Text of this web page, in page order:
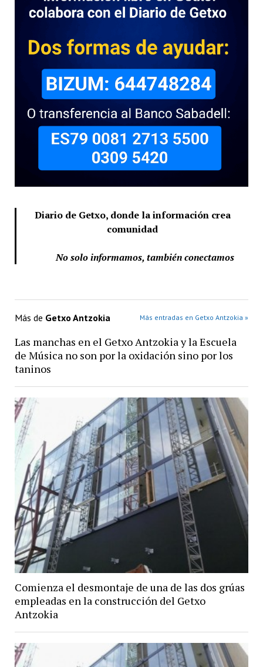
Diario de Getxo, donde la información crea
comunidad
No solo informamos, también conectamos
Más de Getxo Antzokia Más entradas en Getxo Antzokia »
Las manchas en el Getxo Antzokia y la Escuela
de Música no son por la oxidación sino por los
taninos
Comienza el desmontaje de una de las dos grúas
empleadas en la construcción del Getxo
Antzokia